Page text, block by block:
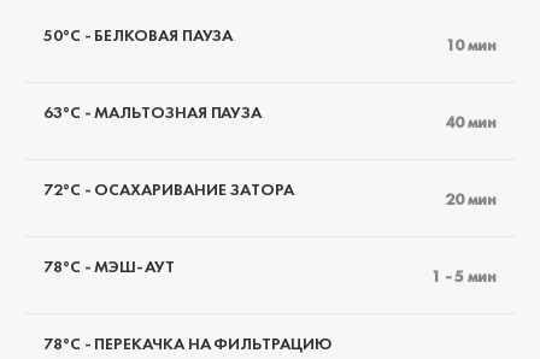
50°C - БЕЛКОВАЯ ПАУЗА 10 мин
63°C - МАЛЬТОЗНАЯ ПАУЗА 40 мин
72°C - ОСАХАРИВАНИЕ ЗАТОРА 20 мин
78°C - МЭШ-АУТ 1 - 5 мин
78°C - ПЕРЕКАЧКА НА ФИЛЬТРАЦИЮ